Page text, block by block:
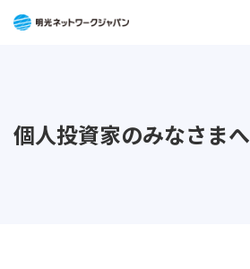
個人投資家のみなさまへ